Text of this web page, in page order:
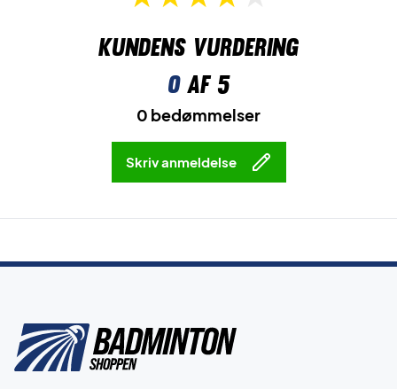
Kundens vurdering
0af 5
0 bedømmelser
Skriv anmeldelse